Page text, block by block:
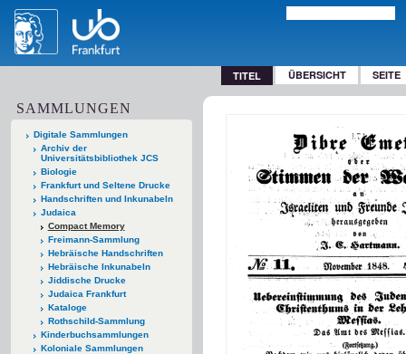
TITEL ÜBERSICHT SEITE
SAMMLUNGEN
Digitale Sammlungen
Archiv der
Universitätsbibliothek JCS
Biologie
Frankfurt und Seltene Drucke
Handschriften und Inkunabeln
Judaica
Compact Memory
Freimann-Sammlung
Hebräische Handschriften
Hebräische Inkunabeln
Jiddische Drucke
Judaica Frankfurt
Kataloge
Rothschild-Sammlung
Kinderbuchsammlungen
Koloniale Sammlungen